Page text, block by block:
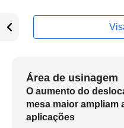
Área de usinagem
O aumento do
mesa maior ampliam
aplicações